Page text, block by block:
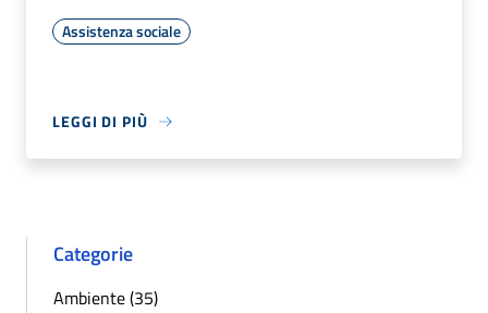
Assistenza sociale
LEGGI DI PIÙ
Categorie
Ambiente (35)